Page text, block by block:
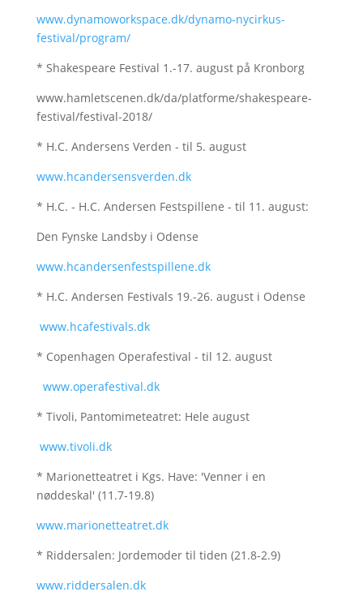
www.dynamoworkspace.dk/dynamo-nycirkus-
festival/program/
* Shakespeare Festival 1.-17. august på Kronborg
www.hamletscenen.dk/da/platforme/shakespeare-
festival/festival-2018/
* H.C. Andersens Verden - til 5. august
www.hcandersensverden.dk
* H.C. - H.C. Andersen Festspillene - til 11. august:
Den Fynske Landsby i Odense
www.hcandersenfestspillene.dk
* H.C. Andersen Festivals 19.-26. august i Odense
www.hcafestivals.dk
* Copenhagen Operafestival - til 12. august
www.operafestival.dk
* Tivoli, Pantomimeteatret: Hele august
www.tivoli.dk
* Marionetteatret i Kgs. Have: 'Venner i en
nøddeskal' (11.7-19.8)
www.marionetteatret.dk
* Riddersalen: Jordemoder til tiden (21.8-2.9)
www.riddersalen.dk